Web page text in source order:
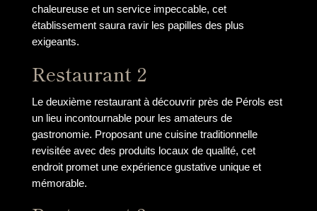
chaleureuse et un service impeccable, cet
établissement saura ravir les papilles des plus
exigeants.
Restaurant 2
Le deuxième restaurant à découvrir près de Pérols est
un lieu incontournable pour les amateurs de
gastronomie. Proposant une cuisine traditionnelle
revisitée avec des produits locaux de qualité, cet
endroit promet une expérience gustative unique et
mémorable.